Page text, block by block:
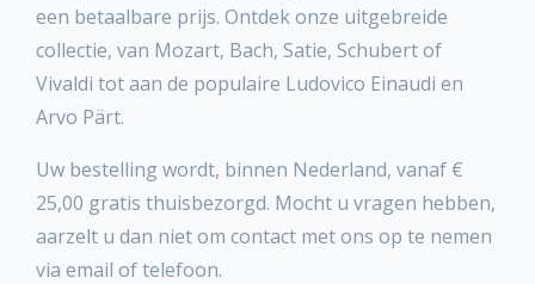
een betaalbare prijs. Ontdek onze uitgebreide
collectie, van Mozart, Bach, Satie, Schubert of
Vivaldi tot aan de populaire Ludovico Einaudi en
Arvo Pärt.
Uw bestelling wordt, binnen Nederland, vanaf €
25,00 gratis thuisbezorgd. Mocht u vragen hebben,
aarzelt u dan niet om contact met ons op te nemen
via email of telefoon.